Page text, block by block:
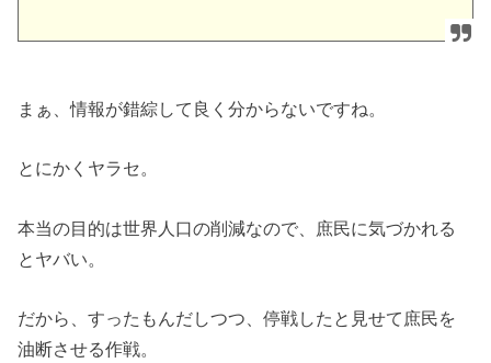
まぁ、情報が錯綜して良く分からないですね。
とにかくヤラセ。
本当の目的は世界人口の削減なので、庶民に気づかれる
とヤバい。
だから、すったもんだしつつ、停戦したと見せて庶民を
油断させる作戦。